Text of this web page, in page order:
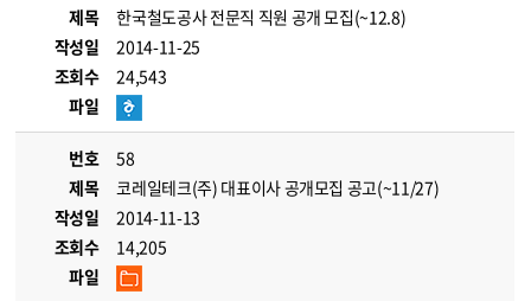
제목
한국철도공사 전문직 직원 공개 모집(~12.8)
작성일
2014-11-25
조회수
24,543
파일
번호
58
제목
코레일테크(주) 대표이사 공개모집 공고(~11/27)
작성일
2014-11-13
조회수
14,205
파일